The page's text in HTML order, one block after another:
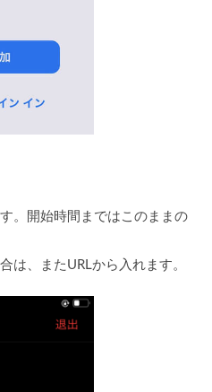
。開始時間まではこのままの
は、またURLから入れます。